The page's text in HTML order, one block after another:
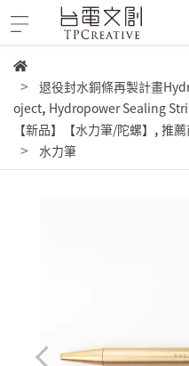
退役封水銅條再製計畫
oject, Hydropower Sealing
【新品】【水力筆/陀螺】 , 推
水力筆